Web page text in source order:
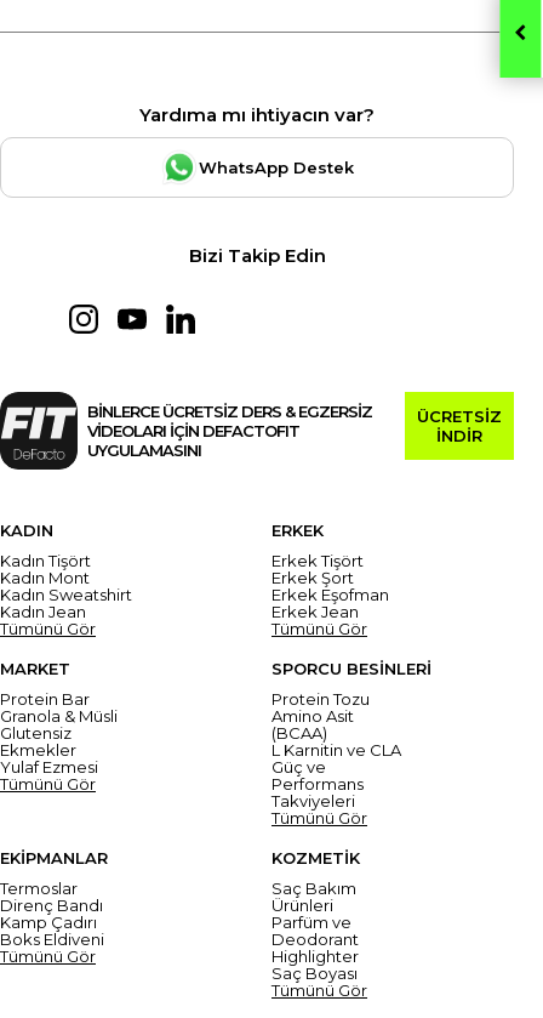
Yardıma mı ihtiyacın var?
WhatsApp Destek
Bizi Takip Edin
BİNLERCE ÜCRETSİZ DERS & EGZERSİZ
VİDEOLARI İÇİN DEFACTOFIT
UYGULAMASINI
ÜCRETSİZ
İNDİR
KADIN
Kadın Tişört
Kadın Mont
Kadın Sweatshirt
Kadın Jean
Tümünü Gör
ERKEK
Erkek Tişört
Erkek Şort
Erkek Eşofman
Erkek Jean
Tümünü Gör
MARKET
Protein Bar
Granola & Müsli
Glutensiz
Ekmekler
Yulaf Ezmesi
Tümünü Gör
SPORCU BESİNLERİ
Protein Tozu
Amino Asit
(BCAA)
L Karnitin ve CLA
Güç ve
Performans
Takviyeleri
Tümünü Gör
EKİPMANLAR
Termoslar
Direnç Bandı
Kamp Çadırı
Boks Eldiveni
Tümünü Gör
KOZMETİK
Saç Bakım
Ürünleri
Parfüm ve
Deodorant
Highlighter
Saç Boyası
Tümünü Gör